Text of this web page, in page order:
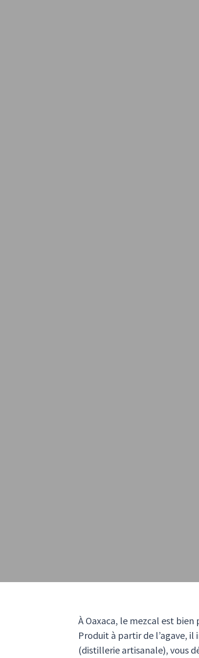
À Oaxaca, le mezcal est
Produit à partir de l’agave,
(distillerie artisanale), vous